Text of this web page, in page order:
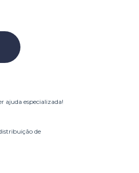
ajuda especializada!
de